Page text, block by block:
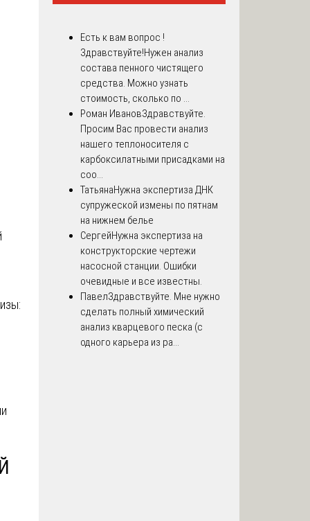
Есть к вам вопрос !
Здравствуйте!Нужен анализ
состава пенного чистящего
средства. Можно узнать
стоимость, сколько по ...
Роман ИвановЗдравствуйте.
Просим Вас провести анализ
нашего теплоносителя с
карбоксилатными присадками на
соо...
ТатьянаНужна экспертиза ДНК
супружеской измены по пятнам
на нижнем белье
СергейНужна экспертиза на
конструкторские чертежи
насосной станции. Ошибки
очевидные и все известны.
ПавелЗдравствуйте. Мне нужно
сделать полный химический
анализ кварцевого песка (с
одного карьера из ра...